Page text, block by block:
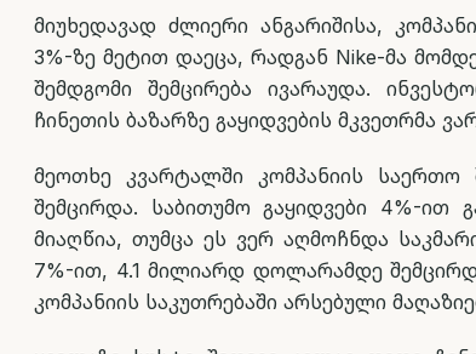
მიუხედავად ძლიერი ანგარიშისა,
3%-ზე მეტით დაეცა, რადგან Nike-მა
შემდგომი შემცირება ივარაუდა.
ჩინეთის ბაზარზე გაყიდვების მკვეთრმა
მეოთხე კვარტალში კომპანიის
შემცირდა. საბითუმო გაყიდვები 4%-
მიაღწია, თუმცა ეს ვერ აღმოჩნდა
7%-ით, 4.1 მილიარდ დოლარამდე
კომპანიის საკუთრებაში არსებული